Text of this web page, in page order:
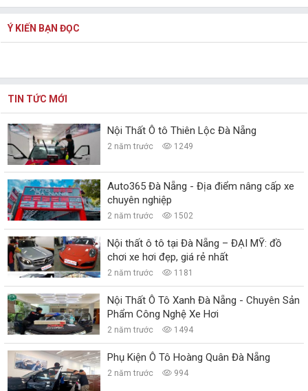
Ý KIẾN BẠN ĐỌC
TIN TỨC MỚI
Nội Thất Ô tô Thiên Lộc Đà Nẵng
2 năm trước 1249
Auto365 Đà Nẵng - Địa điểm nâng cấp xe
chuyên nghiệp
2 năm trước 1502
Nội thất ô tô tại Đà Nẵng – ĐẠI MỸ: đồ
chơi xe hơi đẹp, giá rẻ nhất
2 năm trước 1181
Nội Thất Ô Tô Xanh Đà Nẵng - Chuyên Sản
Phẩm Công Nghệ Xe Hơi
2 năm trước 1494
Phụ Kiện Ô Tô Hoàng Quân Đà Nẵng
2 năm trước 994